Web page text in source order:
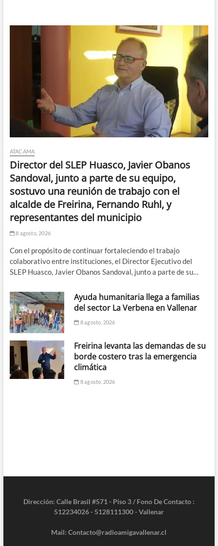
ATACAMA
Director del SLEP Huasco, Javier Obanos
Sandoval, junto a parte de su equipo,
sostuvo una reunión de trabajo con el
alcalde de Freirina, Fernando Ruhl, y
representantes del municipio
8 agosto, 2026
Con el propósito de continuar fortaleciendo el trabajo
colaborativo entre instituciones, el Director Ejecutivo del
SLEP Huasco, Javier Obanos Sandoval, junto a parte de su…
Ayuda humanitaria llega a familias
del sector La Verbena en Vallenar
8 agosto, 2026
Freirina levanta las demandas de su
borde costero tras la emergencia
climática
8 agosto, 2026
Dirección: Calle Brasil #571 - Piso 3 / Fono De Contacto :
512234026 - 5128111300 - Vallenar
Mail: Contacto@radioamigavallenar.cl